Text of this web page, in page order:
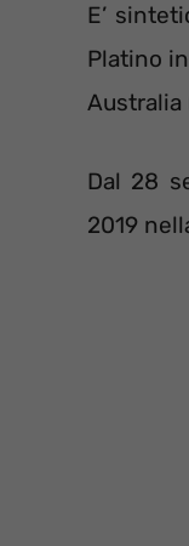
E’
Platino
Australia
Dal 28
2019